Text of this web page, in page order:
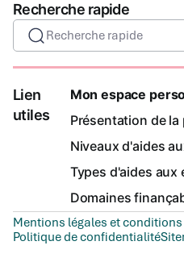
Recherche rapide
Recherche rapide
Lien
utiles
Mon espace
Présentation de
Niveaux d'aides
Types d'aides aux
Domaines
Mentions légales et
Politique de confidentialité